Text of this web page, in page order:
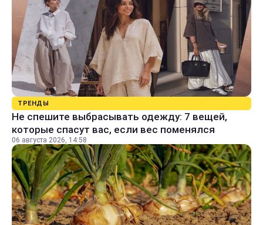
ТРЕНДЫ
Не спешите выбрасывать одежду: 7 вещей,
которые спасут вас, если вес поменялся
06 августа 2026, 14:58